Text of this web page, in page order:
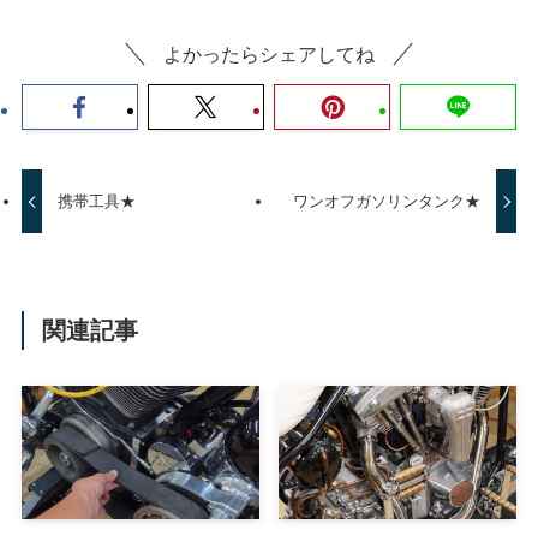
よかったらシェアしてね
携帯工具★ ワンオフガソリンタンク★
関連記事